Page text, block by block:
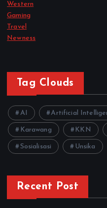
Western
Gaming
Travel
Newness
Tag Clouds
AI Artificial
Karawang KKN
Sosialisasi Unsika
Recent Post